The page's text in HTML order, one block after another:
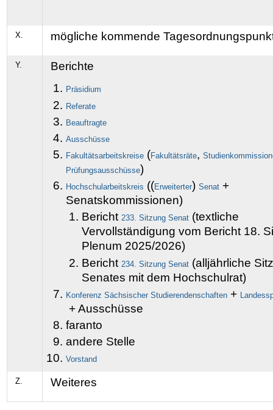
X. mögliche kommende
Y. Berichte
Präsidium
Referate
Beauftragte
Ausschüsse
Fakultätsarbeitskreise (Fakultätsräte,
Prüfungsausschüsse)
Hochschularbeitskreis ((Erweiterter)Senat +
Senatskommissionen)
Bericht 233. Sitzung Senat(textliche
Vervollständigung vom Bericht 18.
Plenum 2025/2026)
Bericht 234. Sitzung Senat(alljährliche
Senates mit dem Hochschulrat)
Konferenz Sächsischer Studierendenschaften +
+ Ausschüsse
faranto
andere Stelle
Vorstand
Z. Weiteres